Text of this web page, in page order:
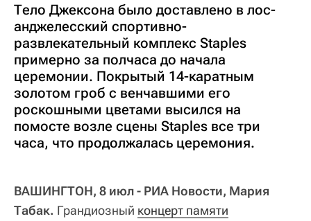
Тело Джексона было доставлено в лос-
анджелесский спортивно-
развлекательный комплекс Staples
примерно за полчаса до начала
церемонии. Покрытый 14-каратным
золотом гроб с венчавшими его
роскошными цветами высился на
помосте возле сцены Staples все три
часа, что продолжалась церемония.
ВАШИНГТОН, 8 июл - РИА Новости, Мария
Табак. Грандиозный концерт памяти